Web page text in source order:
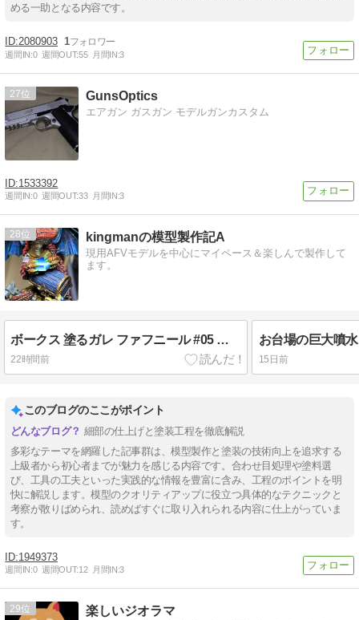
める一助となる内容です。
2080903 1
週間IN:0 週間OUT:55 月間IN:3
27 GunsOptics
エアガン ガスガン モデルガンカスタム
1533392
週間IN:0 週間OUT:33 月間IN:3
28 kingmanの模型製作記A
現用AFVモデルを中心にマイペース＆楽しんで製作して
ます。
ボークス 塗るガレ ファフニール #05 宝石、宝剣、瞳等の塗装と仕上げ
22時間前 15日前
このブログのここがポイント
細部の仕上げと塗装工程を徹底解説
多彩なテーマを網羅した記事群は、模型製作と塗装の技術向上を追求する
上級者から初心者までが魅力を感じる内容です。合わせ目処理や塗料選
び、工具の工夫といった実践的な情報を豊富に含み、工程のポイントを明
快に解説します。模型のクオリティアップに役立つ具体的なテクニックと
考察が散りばめられ、読めばすぐに取り入れられる内容に仕上がっていま
す。
1949373
週間IN:0 週間OUT:12 月間IN:3
29 楽しいジオラマ